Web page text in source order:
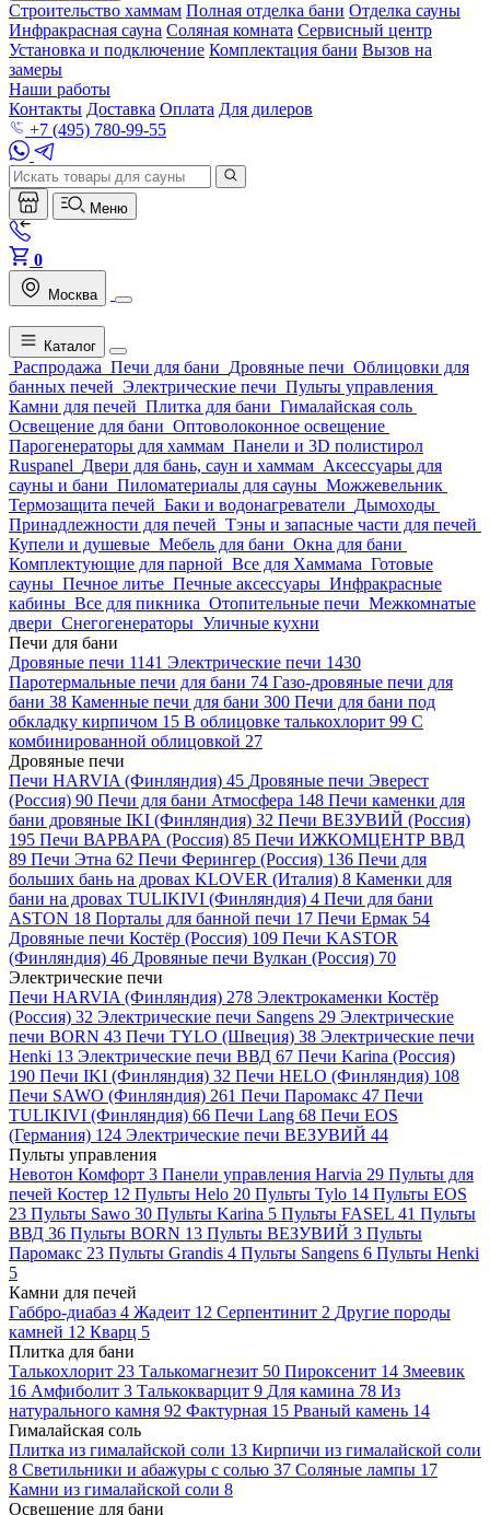
Строительство хаммам Полная отделка бани Отделка сауны
Инфракрасная сауна Соляная комната Сервисный центр
Установка и подключение Комплектация бани Вызов на
замеры
Наши работы
Контакты Доставка Оплата Для дилеров
+7 (495) 780-99-55
Меню
0
Москва
Каталог
Распродажа Печи для бани Дровяные печи Облицовки для
банных печей Электрические печи Пульты управления
Камни для печей Плитка для бани Гималайская соль
Освещение для бани Оптоволоконное освещение
Парогенераторы для хаммам Панели и 3D полистирол
Ruspanel Двери для бань, саун и хаммам Аксессуары для
сауны и бани Пиломатериалы для сауны Можжевельник
Термозащита печей Баки и водонагреватели Дымоходы
Принадлежности для печей Тэны и запасные части для печей
Купели и душевые Мебель для бани Окна для бани
Комплектующие для парной Все для Хаммама Готовые
сауны Печное литье Печные аксессуары Инфракрасные
кабины Все для пикника Отопительные печи Межкомнатые
двери Снегогенераторы Уличные кухни
Печи для бани
Дровяные печи 1141 Электрические печи 1430
Паротермальные печи для бани 74 Газо-дровяные печи для
бани 38 Каменные печи для бани 300 Печи для бани под
обкладку кирпичом 15 В облицовке талькохлорит 99 С
комбинированной облицовкой 27
Дровяные печи
Печи HARVIA (Финляндия) 45 Дровяные печи Эверест
(Россия) 90 Печи для бани Атмосфера 148 Печи каменки для
бани дровяные IKI (Финляндия) 32 Печи ВЕЗУВИЙ (Россия)
195 Печи ВАРВАРА (Россия) 85 Печи ИЖКОМЦЕНТР ВВД
89 Печи Этна 62 Печи Ферингер (Россия) 136 Печи для
больших бань на дровах KLOVER (Италия) 8 Каменки для
бани на дровах TULIKIVI (Финляндия) 4 Печи для бани
ASTON 18 Порталы для банной печи 17 Печи Ермак 54
Дровяные печи Костёр (Россия) 109 Печи KASTOR
(Финляндия) 46 Дровяные печи Вулкан (Россия) 70
Электрические печи
Печи HARVIA (Финляндия) 278 Электрокаменки Костёр
(Россия) 32 Электрические печи Sangens 29 Электрические
печи BORN 43 Печи TYLO (Швеция) 38 Электрические печи
Henki 13 Электрические печи ВВД 67 Печи Karina (Россия)
190 Печи IKI (Финляндия) 32 Печи HELO (Финляндия) 108
Печи SAWO (Финляндия) 261 Печи Паромакс 47 Печи
TULIKIVI (Финляндия) 66 Печи Lang 68 Печи EOS
(Германия) 124 Электрические печи ВЕЗУВИЙ 44
Пульты управления
Невотон Комфорт 3 Панели управления Harvia 29 Пульты для
печей Костер 12 Пульты Helo 20 Пульты Tylo 14 Пульты EOS
23 Пульты Sawo 30 Пульты Karina 5 Пульты FASEL 41 Пульты
ВВД 36 Пульты BORN 13 Пульты ВЕЗУВИЙ 3 Пульты
Паромакс 23 Пульты Grandis 4 Пульты Sangens 6 Пульты Henki
5
Камни для печей
Габбро-диабаз 4 Жадеит 12 Серпентинит 2 Другие породы
камней 12 Кварц 5
Плитка для бани
Талькохлорит 23 Талькомагнезит 50 Пироксенит 14 Змеевик
16 Амфиболит 3 Талькокварцит 9 Для камина 78 Из
натурального камня 92 Фактурная 15 Рваный камень 14
Гималайская соль
Плитка из гималайской соли 13 Кирпичи из гималайской соли
8 Светильники и абажуры с солью 37 Соляные лампы 17
Камни из гималайской соли 8
Освещение для бани